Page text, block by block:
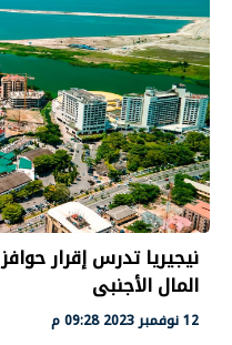
نيجيريا تدرس إقرار
المال الأجنبى
12 نوفمبر 2023 09:28 م